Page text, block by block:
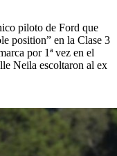
piloto de Ford que
position” en la Clase 3
por 1ª vez en el
Neila escoltaron al ex